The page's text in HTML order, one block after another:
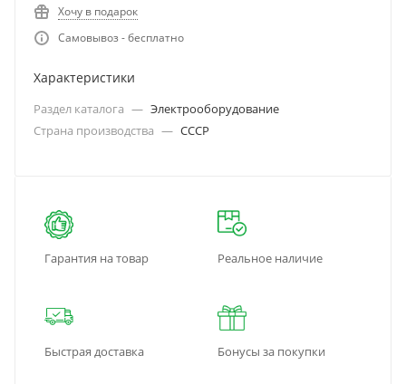
Хочу в подарок
Самовывоз - бесплатно
Характеристики
Раздел каталога — Электрооборудование
Страна производства — СССР
Гарантия на товар Реальное наличие
Быстрая доставка Бонусы за покупки